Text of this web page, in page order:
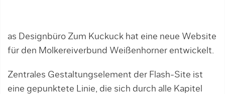
as Designbüro Zum Kuckuck hat eine neue Website
für den Molkereiverbund Weißenhorner entwickelt.
Zentrales Gestaltungselement der Flash-Site ist
eine gepunktete Linie, die sich durch alle Kapitel